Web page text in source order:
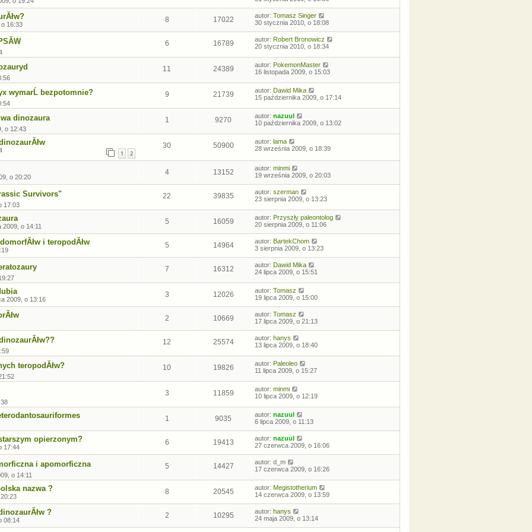
16:33
8 17022 autor: Tomasz Singer
30 stycznia 2010, o 18:08
6 16789 autor: Robert Bronowicz
20 stycznia 2010, o 18:34
11 24389 autor: PokemonMaster
16 listopada 2009, o 15:03
wymarĹ bezpotomnie? 9 21739 autor: Dawid Mika
15 października 2009, o 17:14
dinozaura
o 12:43
1 9270 autor: nazuul
10 października 2009, o 13:02
1 2
30 50900 autor: lama
28 września 2009, o 18:39
o 20:20
4 13152 autor: minmi
19 września 2009, o 20:03
Survivors"
17:03
22 39835 autor: szerman
23 sierpnia 2009, o 13:23
2009, o 14:11
5 16059 autor: Przyszły paleontolog
20 sierpnia 2009, o 11:06
i teropodĂłw 5 14964 autor: BartekChom
3 sierpnia 2009, o 13:23
7 16312 autor: Dawid Mika
24 lipca 2009, o 15:51
2009, o 13:16
3 12026 autor: Tomasz
19 lipca 2009, o 15:00
2 10669 autor: Tomasz
17 lipca 2009, o 21:13
12 25574 autor: hanys
13 lipca 2009, o 18:40
teropodĂłw? 10 19826 autor: Paleoleo
11 lipca 2009, o 15:27
3 11859 autor: minmi
10 lipca 2009, o 12:19
1 9035 autor: nazuul
6 lipca 2009, o 11:13
opierzonym?
17:44
6 19413 autor: nazuul
27 czerwca 2009, o 16:06
i apomorficzna
o 14:11
5 14427 autor: d_m
17 czerwca 2009, o 16:26
nazwa ? 8 20545 autor: Megistotherium
14 czerwca 2009, o 13:59
?
08:14
2 10295 autor: hanys
24 maja 2009, o 13:14